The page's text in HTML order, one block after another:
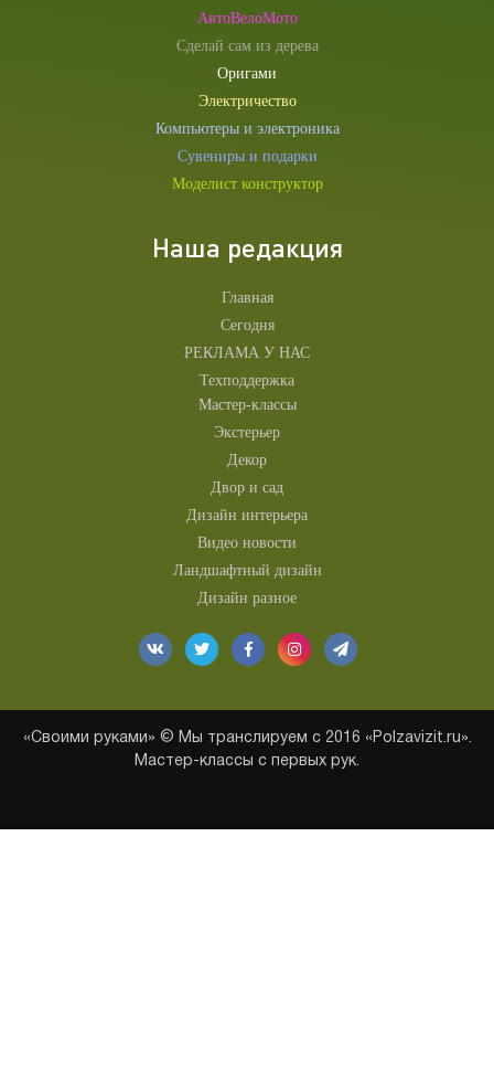
АвтоВелоМото
Сделай сам из дерева
Оригами
Электричество
Компьютеры и электроника
Сувениры и подарки
Моделист конструктор
Наша редакция
Главная
Сегодня
РЕКЛАМА У НАС
Техподдержка
Мастер-классы
Экстерьер
Декор
Двор и сад
Дизайн интерьера
Видео новости
Ландшафтный дизайн
Дизайн разное
«Своими руками» © Мы транслируем с 2016 «Polzavizit.ru».
Мастер-классы с первых рук.